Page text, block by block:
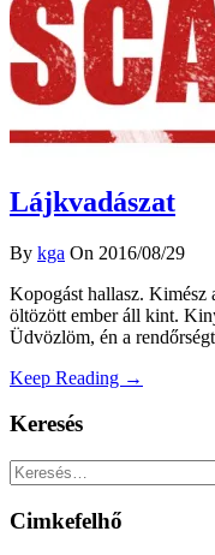
Lájkvadászat
By kga On 2016/08/29
Kopogást hallasz. Kimész
öltözött ember áll kint.
Üdvözlöm, én a
Keep Reading →
Keresés
Keresés:
Cimkefelhő